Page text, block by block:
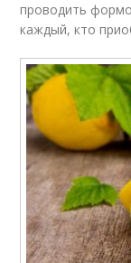
проводить
каждый, кто